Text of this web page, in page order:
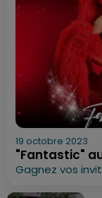
19 octobre 2023
"Fantastic"
Gagnez vos